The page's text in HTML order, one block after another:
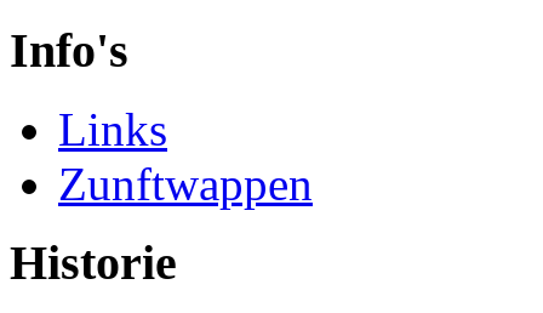
Info's
Links
Zunftwappen
Historie